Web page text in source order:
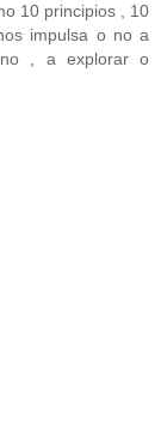
10 principios , 10
impulsa o no a
no , a explorar o